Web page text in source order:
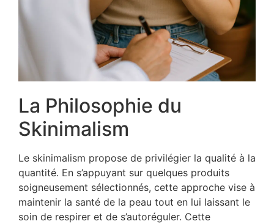
La Philosophie du
Skinimalism
Le skinimalism propose de privilégier la qualité à la
quantité. En s’appuyant sur quelques produits
soigneusement sélectionnés, cette approche vise à
maintenir la santé de la peau tout en lui laissant le
soin de respirer et de s’autoréguler. Cette